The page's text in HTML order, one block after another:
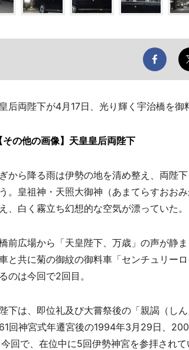
后両陛下が4月17日、光り輝く宇治橋を御
その他の画像】天皇皇后両陛下
から降る雨は伊勢の地を清め整え、両陛
。皇祖神・天照大御神（あまてらすおお
、白く霧立ち幻想的な空気が漂っていた。
前広場から「天皇陛下、万歳」の声が静
と共に菊の御紋の御料車「センチュリー
のは今回で2回目。
下は、即位礼及び大嘗祭後の「親謁（し
回神宮式年遷宮後の1994年3月29日、
回で、在位中に5回伊勢神宮を参拝されて